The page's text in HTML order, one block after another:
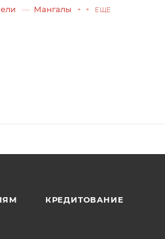
Мангалы + + ЕЩЕ
КРЕДИТОВАНИЕ